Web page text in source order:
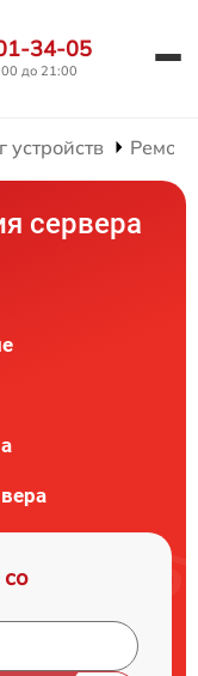
34-05
до 21:00
устройств
сервера